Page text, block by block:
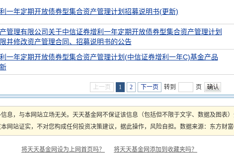
一年定期开放债券型集合资产管理计划招募说明书(更新)
管理有限公司关于中信证券增利一年定期开放债券型集合资产管理计划
并修改资产管理合同、招募说明书的公告
一年定期开放债券型集合资产管理计划(中信证券增利一年C)基金产品
上一页 1 2 下一页 转到 页
息，与本网站立场无关。天天基金网不保证该信息（包括但不限于文字、数据及图表
网站证实，不对您构成任何投资决策建议，据此操作，风险自担。数据来源：东方财富
将天天基金网设为上网首页吗？ 将天天基金网添加到收藏夹吗？